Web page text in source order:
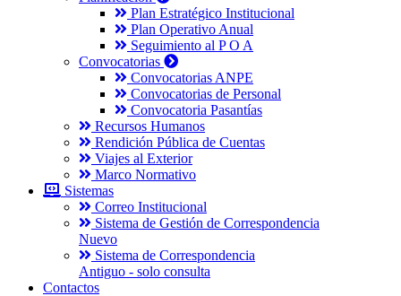
Plan Estratégico Institucional
Plan Operativo Anual
Seguimiento al P O A
Convocatorias
Convocatorias ANPE
Convocatorias de Personal
Convocatoria Pasantías
Recursos Humanos
Rendición Pública de Cuentas
Viajes al Exterior
Marco Normativo
Sistemas
Correo Institucional
Sistema de Gestión de Correspondencia
Nuevo
Sistema de Correspondencia
Antiguo - solo consulta
Contactos